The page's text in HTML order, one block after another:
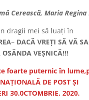
Cerească, Maria Regina
dragii mei să luați în
– DACĂ VREȚI SĂ VĂ
OSĂNDA VEȘNICĂ!!!
foarte puternic în
DE POST ȘI
30.0CTOMBRIE. 2020.